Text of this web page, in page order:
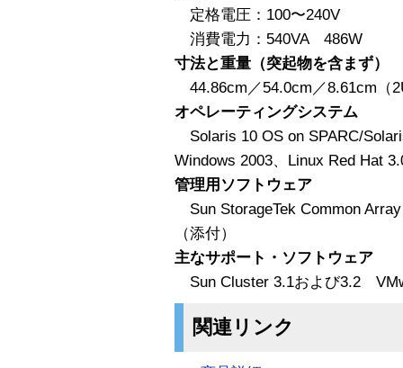
定格電圧：100〜240V
消費電力：540VA 486W
寸法と重量（突起物を含まず）
44.86cm／54.0cm／8.61cm（
オペレーティングシステム
Solaris 10 OS on SPARC/
Windows 2003、Linux Red Hat
管理用ソフトウェア
Sun StorageTek Common
（添付）
主なサポート・ソフトウェア
Sun Cluster 3.1および3.2
関連リンク